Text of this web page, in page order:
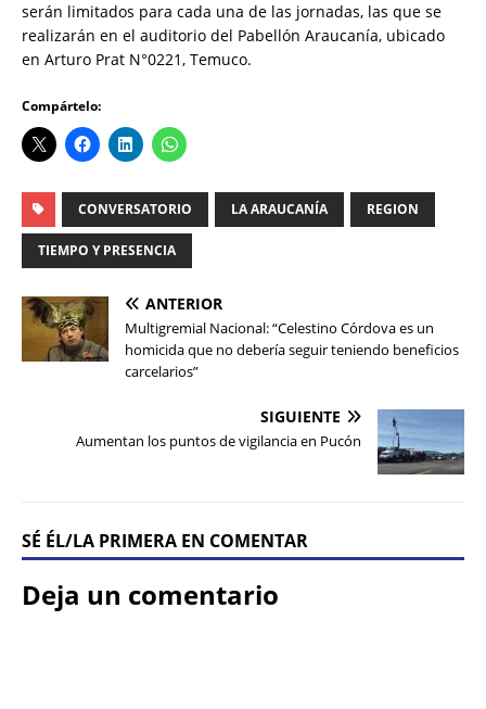
serán limitados para cada una de las jornadas, las que se
realizarán en el auditorio del Pabellón Araucanía, ubicado
en Arturo Prat N°0221, Temuco.
Compártelo:
CONVERSATORIO LA ARAUCANÍA REGION
TIEMPO Y PRESENCIA
ANTERIOR
Multigremial Nacional: “Celestino Córdova es un
homicida que no debería seguir teniendo beneficios
carcelarios”
SIGUIENTE
Aumentan los puntos de vigilancia en Pucón
SÉ ÉL/LA PRIMERA EN COMENTAR
Deja un comentario